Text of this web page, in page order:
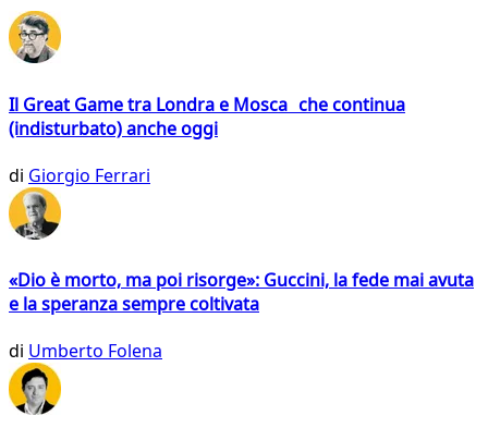
Il Great Game tra Londra e Mosca che continua
(indisturbato) anche oggi
di Giorgio Ferrari
«Dio è morto, ma poi risorge»: Guccini, la fede mai avuta
e la speranza sempre coltivata
di Umberto Folena